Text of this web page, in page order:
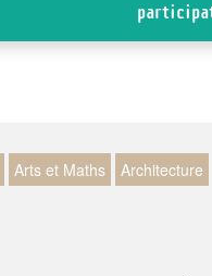
Arts et Maths Architecture